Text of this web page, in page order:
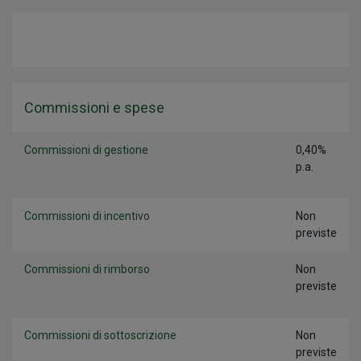
Commissioni e spese
Commissioni di gestione
0,40%
p.a.
Commissioni di incentivo
Non
previste
Commissioni di rimborso
Non
previste
Commissioni di sottoscrizione
Non
previste